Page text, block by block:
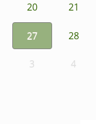
20 21
27 28
3 4